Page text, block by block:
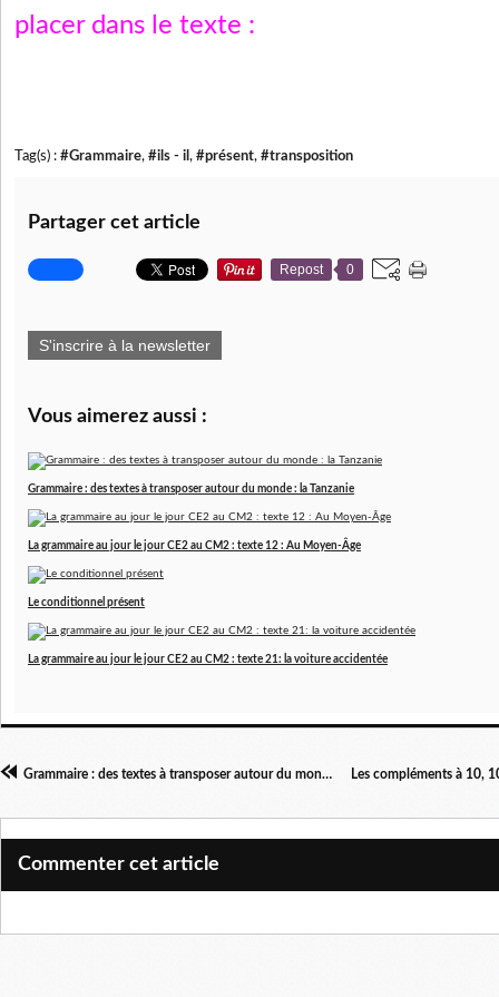
placer dans le texte :
Tag(s) : #Grammaire, #ils - il , #présent, #transposition
Partager cet article
Repost 0
S'inscrire à la newsletter
Vous aimerez aussi :
Grammaire : des textes à transposer autour du monde : la Tanzanie
La grammaire au jour le jour CE2 au CM2 : texte 12 : Au Moyen-Âge
Le conditionnel présent
La grammaire au jour le jour CE2 au CM2 : texte 21: la voiture accidentée
Grammaire : des textes à transposer autour du monde : la Tanzanie
Commenter cet article